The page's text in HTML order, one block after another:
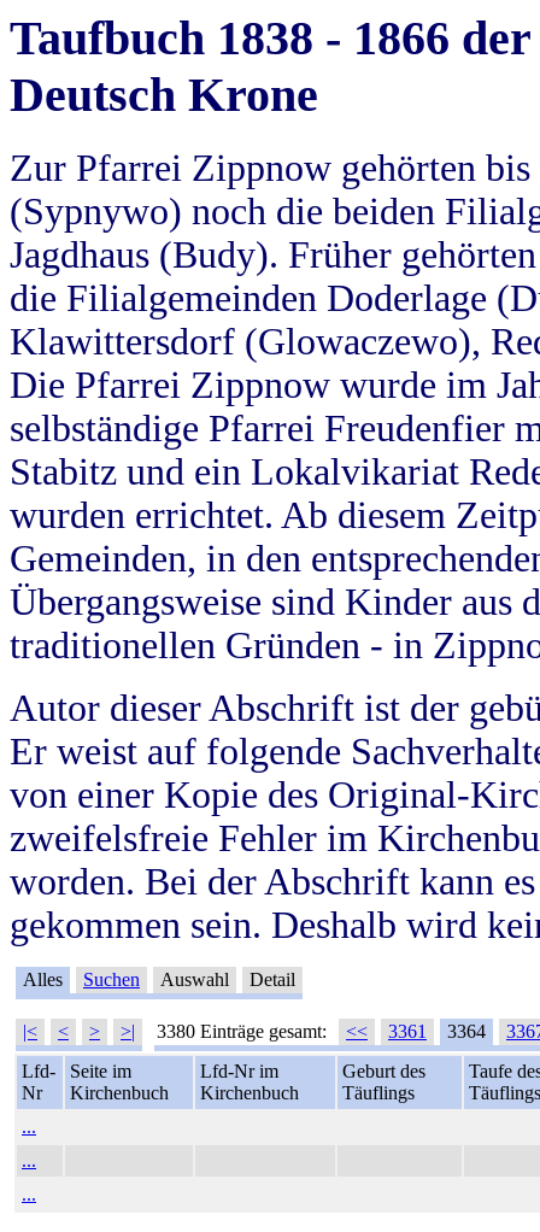
Taufbuch 1838 - 1866
Deutsch Krone
Zur Pfarrei Zippnow gehörten
(Sypnywo) noch die beiden
Jagdhaus (Budy). Früher
die Filialgemeinden Doderlage
Klawittersdorf (Glowaczewo),
Die Pfarrei Zippnow wurde im
selbständige Pfarrei Freudenfier
Stabitz und ein Lokalvikariat
wurden errichtet. Ab diesem
Gemeinden, in den
Übergangsweise sind Kinder aus
traditionellen Gründen - in
Autor dieser Abschrift ist der
Er weist auf folgende
von einer Kopie des Original-
zweifelsfreie Fehler im
worden. Bei der Abschrift kann
gekommen sein. Deshalb wird
Alles Suchen Auswahl Detail
|< < > >| 3380 Einträge gesamt: << 3361 3364
Lfd-
Nr
Seite im
Kirchenbuch
Lfd-Nr im
Kirchenbuch
Geburt des
Täuflings
Taufe
Täuflings
...
...
...